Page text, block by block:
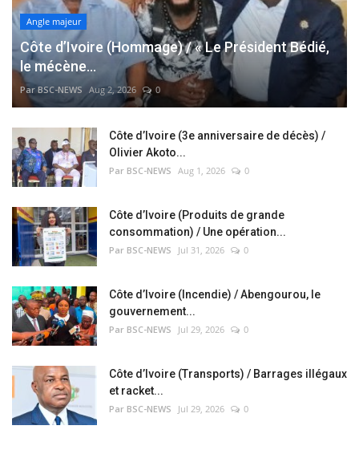
Angle majeur
Côte d’Ivoire (Hommage) / « Le Président Bédié,
le mécène...
Par BSC-NEWS Aug 2, 2026 0
Côte d’Ivoire (3e anniversaire de décès) /
Olivier Akoto...
Par BSC-NEWS Aug 1, 2026 0
Côte d’Ivoire (Produits de grande
consommation) / Une opération...
Par BSC-NEWS Jul 31, 2026 0
Côte d’Ivoire (Incendie) / Abengourou, le
gouvernement...
Par BSC-NEWS Jul 29, 2026 0
Côte d’Ivoire (Transports) / Barrages illégaux
et racket...
Par BSC-NEWS Jul 29, 2026 0